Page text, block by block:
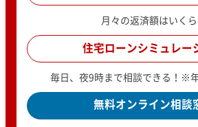
月々の返済額はいくら
住宅ローンシミュレー
毎日、夜9時まで相談できる！※
無料オンライン相談